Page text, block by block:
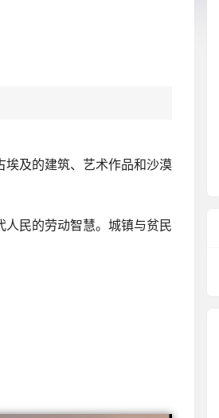
及的建筑、艺术作品和沙漠
民的劳动智慧。城镇与贫民